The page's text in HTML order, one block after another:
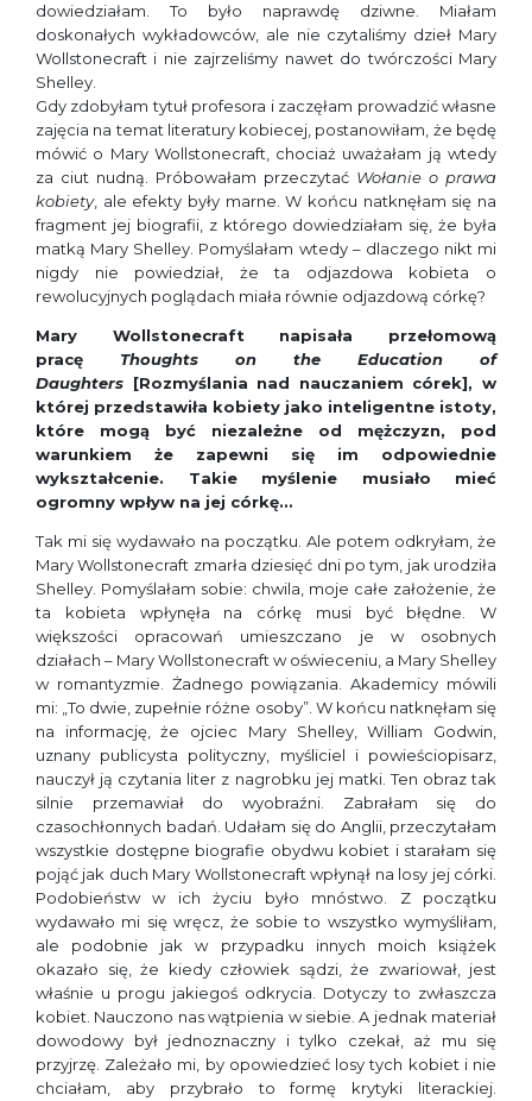
dowiedziałam. To było naprawdę dziwne. Miałam
doskonałych wykładowców, ale nie czytaliśmy dzieł Mary
Wollstonecraft i nie zajrzeliśmy nawet do twórczości Mary
Shelley.
Gdy zdobyłam tytuł profesora i zaczęłam prowadzić własne
zajęcia na temat literatury kobiecej, postanowiłam, że będę
mówić o Mary Wollstonecraft, chociaż uważałam ją wtedy
za ciut nudną. Próbowałam przeczytać Wołanie o prawa
kobiety, ale efekty były marne. W końcu natknęłam się na
fragment jej biografii, z którego dowiedziałam się, że była
matką Mary Shelley. Pomyślałam wtedy – dlaczego nikt mi
nigdy nie powiedział, że ta odjazdowa kobieta o
rewolucyjnych poglądach miała równie odjazdową córkę?
Mary Wollstonecraft napisała przełomową
pracę Thoughts on the Education of
Daughters [Rozmyślania nad nauczaniem córek], w
której przedstawiła kobiety jako inteligentne istoty,
które mogą być niezależne od mężczyzn, pod
warunkiem że zapewni się im odpowiednie
wykształcenie. Takie myślenie musiało mieć
ogromny wpływ na jej córkę…
Tak mi się wydawało na początku. Ale potem odkryłam, że
Mary Wollstonecraft zmarła dziesięć dni po tym, jak urodziła
Shelley. Pomyślałam sobie: chwila, moje całe założenie, że
ta kobieta wpłynęła na córkę musi być błędne. W
większości opracowań umieszczano je w osobnych
działach – Mary Wollstonecraft w oświeceniu, a Mary Shelley
w romantyzmie. Żadnego powiązania. Akademicy mówili
mi: „To dwie, zupełnie różne osoby”. W końcu natknęłam się
na informację, że ojciec Mary Shelley, William Godwin,
uznany publicysta polityczny, myśliciel i powieściopisarz,
nauczył ją czytania liter z nagrobku jej matki. Ten obraz tak
silnie przemawiał do wyobraźni. Zabrałam się do
czasochłonnych badań. Udałam się do Anglii, przeczytałam
wszystkie dostępne biografie obydwu kobiet i starałam się
pojąć jak duch Mary Wollstonecraft wpłynął na losy jej córki.
Podobieństw w ich życiu było mnóstwo. Z początku
wydawało mi się wręcz, że sobie to wszystko wymyśliłam,
ale podobnie jak w przypadku innych moich książek
okazało się, że kiedy człowiek sądzi, że zwariował, jest
właśnie u progu jakiegoś odkrycia. Dotyczy to zwłaszcza
kobiet. Nauczono nas wątpienia w siebie. A jednak materiał
dowodowy był jednoznaczny i tylko czekał, aż mu się
przyjrzę. Zależało mi, by opowiedzieć losy tych kobiet i nie
chciałam, aby przybrało to formę krytyki literackiej.